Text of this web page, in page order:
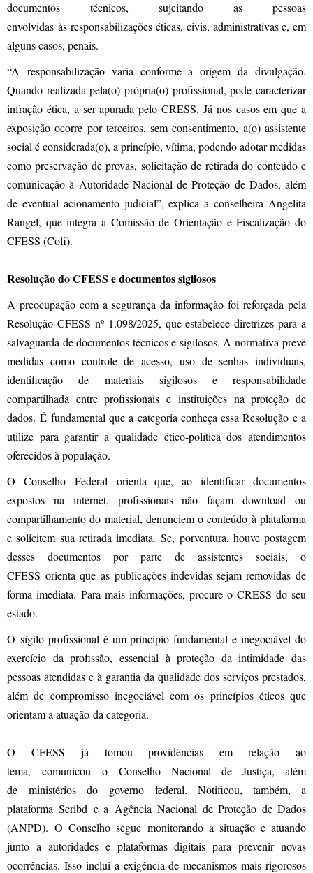
documentos técnicos, sujeitando as pessoas
envolvidas às responsabilizações éticas, civis, administrativas e, em
alguns casos, penais.
“A responsabilização varia conforme a origem da divulgação.
Quando realizada pela(o) própria(o) profissional, pode caracterizar
infração ética, a ser apurada pelo CRESS. Já nos casos em que a
exposição ocorre por terceiros, sem consentimento, a(o) assistente
social é considerada(o), a princípio, vítima, podendo adotar medidas
como preservação de provas, solicitação de retirada do conteúdo e
comunicação à Autoridade Nacional de Proteção de Dados, além
de eventual acionamento judicial”, explica a conselheira Angelita
Rangel, que integra a Comissão de Orientação e Fiscalização do
CFESS (Cofi).
Resolução do CFESS e documentos sigilosos
A preocupação com a segurança da informação foi reforçada pela
Resolução CFESS nº 1.098/2025, que estabelece diretrizes para a
salvaguarda de documentos técnicos e sigilosos. A normativa prevê
medidas como controle de acesso, uso de senhas individuais,
identificação de materiais sigilosos e responsabilidade
compartilhada entre profissionais e instituições na proteção de
dados. É fundamental que a categoria conheça essa Resolução e a
utilize para garantir a qualidade ético-política dos atendimentos
oferecidos à população.
O Conselho Federal orienta que, ao identificar documentos
expostos na internet, profissionais não façam download ou
compartilhamento do material, denunciem o conteúdo à plataforma
e solicitem sua retirada imediata. Se, porventura, houve postagem
desses documentos por parte de assistentes sociais, o
CFESS orienta que as publicações indevidas sejam removidas de
forma imediata. Para mais informações, procure o CRESS do seu
estado.
O sigilo profissional é um princípio fundamental e inegociável do
exercício da profissão, essencial à proteção da intimidade das
pessoas atendidas e à garantia da qualidade dos serviços prestados,
além de compromisso inegociável com os princípios éticos que
orientam a atuação da categoria.
O CFESS já tomou providências em relação ao
tema, comunicou o Conselho Nacional de Justiça, além
de ministérios do governo federal. Notificou, também, a
plataforma Scribd e a Agência Nacional de Proteção de Dados
(ANPD). O Conselho segue monitorando a situação e atuando
junto a autoridades e plataformas digitais para prevenir novas
ocorrências. Isso inclui a exigência de mecanismos mais rigorosos